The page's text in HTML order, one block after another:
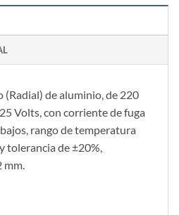
de aluminio, de 220
Volts, con corriente de fuga
rango de temperatura
tolerancia de ±20%,